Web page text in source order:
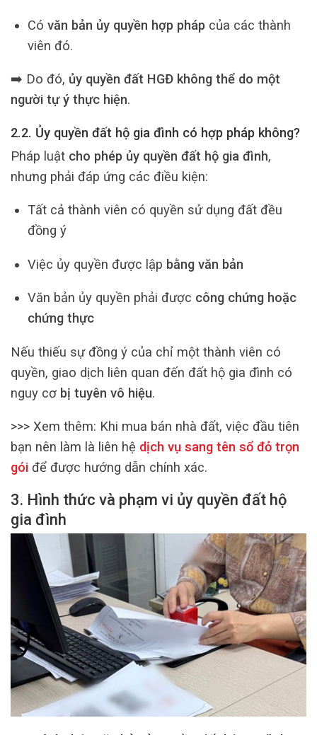
Có văn bản ủy quyền hợp pháp của các thành
viên đó.
➡️ Do đó, ủy quyền đất HGĐ không thể do một
người tự ý thực hiện.
2.2. Ủy quyền đất hộ gia đình có hợp pháp không?
Pháp luật cho phép ủy quyền đất hộ gia đình,
nhưng phải đáp ứng các điều kiện:
Tất cả thành viên có quyền sử dụng đất đều
đồng ý
Việc ủy quyền được lập bằng văn bản
Văn bản ủy quyền phải được công chứng hoặc
chứng thực
Nếu thiếu sự đồng ý của chỉ một thành viên có
quyền, giao dịch liên quan đến đất hộ gia đình có
nguy cơ bị tuyên vô hiệu.
>>> Xem thêm: Khi mua bán nhà đất, việc đầu tiên
bạn nên làm là liên hệ dịch vụ sang tên sổ đỏ trọn
gói để được hướng dẫn chính xác.
3. Hình thức và phạm vi ủy quyền đất hộ
gia đình